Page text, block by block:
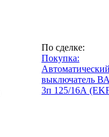
По сделке:
Покупка:
выключатель
3п 125/16А